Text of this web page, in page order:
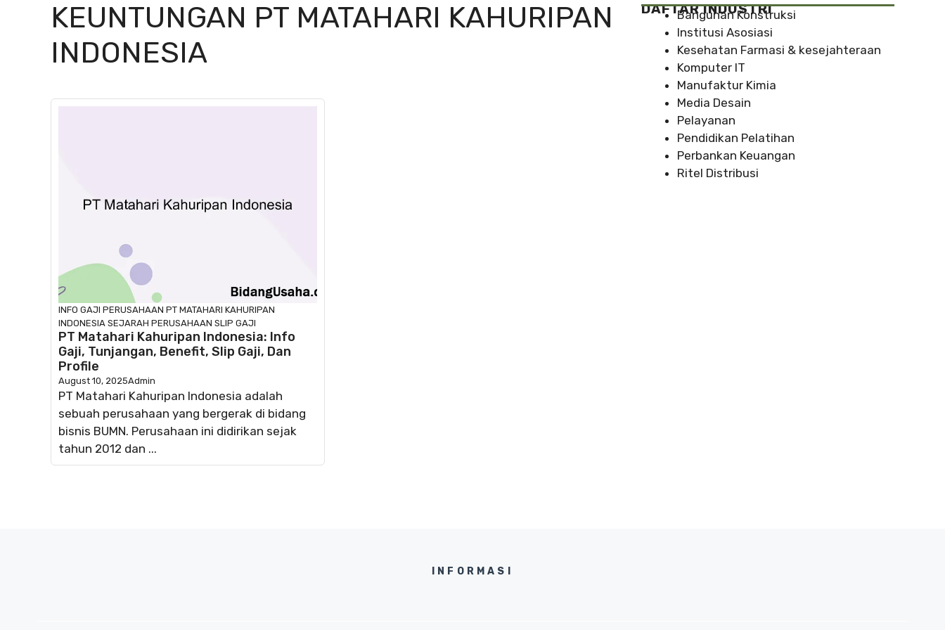
KEUNTUNGAN PT MATAHARI KAHURIPAN
INDONESIA
INFO GAJI PERUSAHAAN PT MATAHARI KAHURIPAN
INDONESIA SEJARAH PERUSAHAAN SLIP GAJI
PT Matahari Kahuripan Indonesia: Info
Gaji, Tunjangan, Benefit, Slip Gaji, Dan
Profile
August 10, 2025Admin
PT Matahari Kahuripan Indonesia adalah
sebuah perusahaan yang bergerak di bidang
bisnis BUMN. Perusahaan ini didirikan sejak
tahun 2012 dan ...
DAFTAR INDUSTRI
Bangunan Konstruksi
Institusi Asosiasi
Kesehatan Farmasi & kesejahteraan
Komputer IT
Manufaktur Kimia
Media Desain
Pelayanan
Pendidikan Pelatihan
Perbankan Keuangan
Ritel Distribusi
INFORMASI